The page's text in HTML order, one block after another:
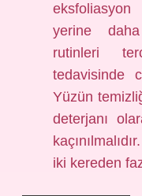
yerine
rutinleri
tedavisinde
Yüzün
deterjanı
iki kereden